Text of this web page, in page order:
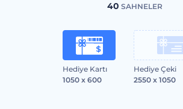
40 SAHNELER
Hediye Kartı
1050 x 600
Hediye Çeki
2550 x 1050